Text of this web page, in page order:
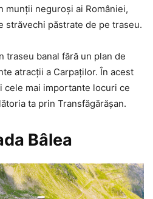
munții neguroși ai României,
străvechi păstrate de pe traseu.
traseu banal fără un plan de
atracții a Carpaților. În acest
mai importante locuri ce
ta prin Transfăgărășan.
Bâlea